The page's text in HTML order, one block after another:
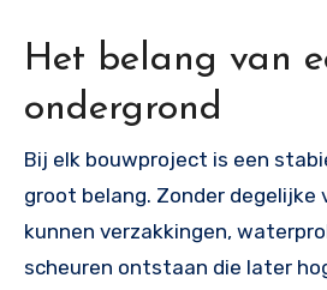
Het belang van
ondergrond
Bij elk bouwproject is een
groot belang. Zonder degelijke
kunnen verzakkingen,
scheuren ontstaan die later